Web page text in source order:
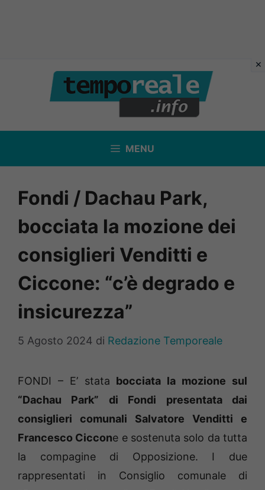
contenuto
MENU
Fondi / Dachau Park,
bocciata la mozione dei
consiglieri Venditti e
Ciccone: “c’è degrado e
insicurezza”
5 Agosto 2024 di Redazione Temporeale
FONDI – E’ stata bocciata la mozione sul
“Dachau Park” di Fondi presentata dai
consiglieri comunali Salvatore Venditti e
Francesco Ciccone e sostenuta solo da tutta
la compagine di Opposizione. I due
rappresentati in Consiglio comunale di